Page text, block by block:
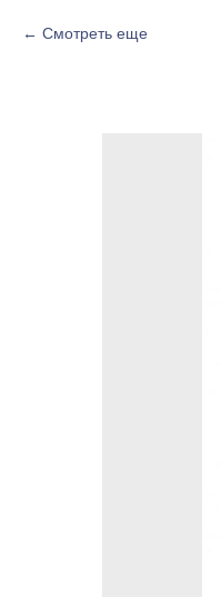
Смотреть еще